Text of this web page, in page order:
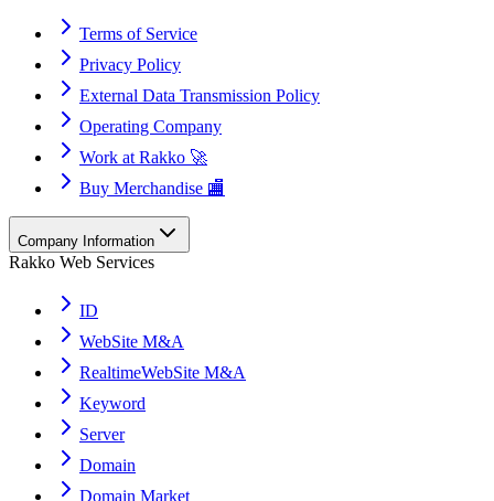
Terms of Service
Privacy Policy
External Data Transmission Policy
Operating Company
Work at Rakko 🚀
Buy Merchandise 🏬
Company Information
Rakko Web Services
ID
WebSite M&A
RealtimeWebSite M&A
Keyword
Server
Domain
Domain Market